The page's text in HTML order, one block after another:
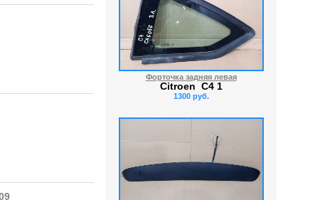
Форточка задняя левая
Citroen C4 1
1300 руб.